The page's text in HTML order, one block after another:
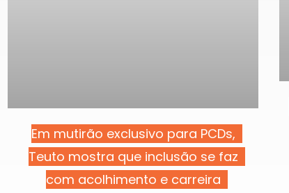
Em mutirão exclusivo para PCDs,
Teuto mostra que inclusão se faz
com acolhimento e carreira